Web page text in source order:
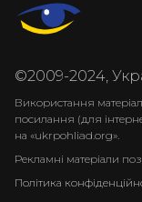
©2009-2024,
Використання
посилання (для
на «ukrpohliad.org».
Рекламні матеріали
Політика